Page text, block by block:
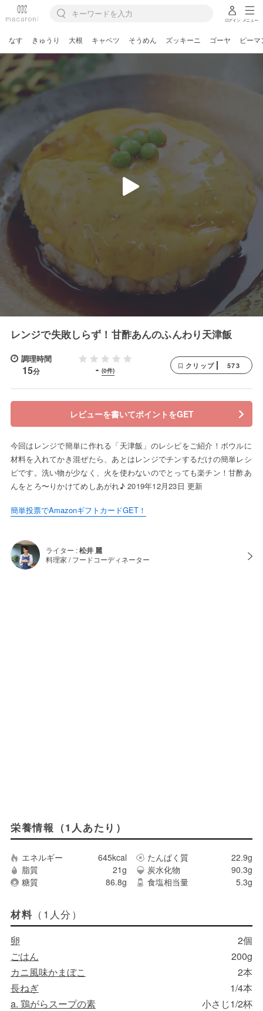
ログイン メニュー
なす きゅうり 大根 キャベツ そうめん ズッキーニ ゴーヤ ピーマ
レンジで失敗しらず！甘酢あんのふんわり天津飯
調理時間
15分 - (0件)
クリップ 573
レビューを書いてポイントをGET
今回はレンジで簡単に作れる「天津飯」のレシピをご紹介！ボウルに
材料を入れてかき混ぜたら、あとはレンジでチンするだけの簡単レシ
ピです。洗い物が少なく、火を使わないのでとっても楽チン！甘酢あ
んをとろ〜りかけてめしあがれ♪ 2019年12月23日 更新
簡単投票でAmazonギフトカードGET！
ライター :松井 麗
料理家 / フードコーディネーター
栄養情報（1人あたり）
エネルギー 645kcal たんぱく質
22.9g
脂質
21g 炭水化物
90.3g
糖質
86.8g 食塩相当量 5.3g
材料 （1人分）
卵
2個
ごはん
200g
カニ風味かまぼこ
2本
長ねぎ
1/4本
a. 鶏がらスープの素
小さじ1/2杯